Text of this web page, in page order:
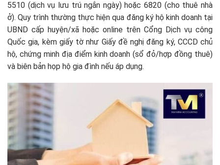
5510 (dịch vụ lưu trú ngắn ngày) hoặc 6820 (cho thuê nhà
ở). Quy trình thường thực hiện qua đăng ký hộ kinh doanh tại
UBND cấp huyện/xã hoặc online trên Cổng Dịch vụ công
Quốc gia, kèm giấy tờ như Giấy đề nghị đăng ký, CCCD chủ
hộ, chứng minh địa điểm kinh doanh (sổ đỏ/hợp đồng thuê)
và biên bản họp hộ gia đình nếu áp dụng.​